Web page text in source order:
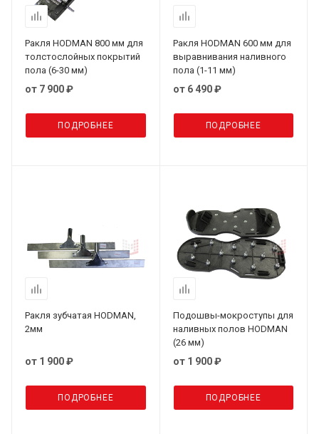
Ракля HODMAN 800 мм для
толстослойных покрытий
пола (6-30 мм)
от 7 900 ₽
ПОДРОБНЕЕ
Ракля HODMAN 600 мм для
выравнивания наливного
пола (1-11 мм)
от 6 490 ₽
ПОДРОБНЕЕ
Ракля зубчатая HODMAN,
2мм
от 1 900 ₽
ПОДРОБНЕЕ
Подошвы-мокроступы для
наливных полов HODMAN
(26 мм)
от 1 900 ₽
ПОДРОБНЕЕ